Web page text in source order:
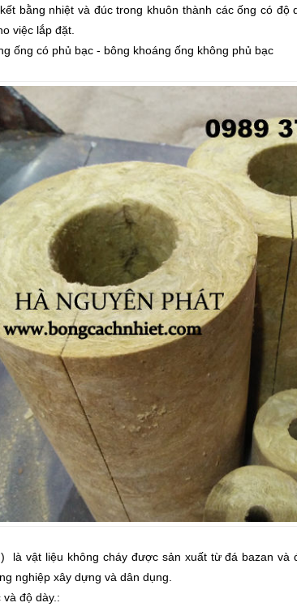
bằng nhiệt và đúc trong khuôn thành các ống có
việc lắp đặt.
ống có phủ bạc - bông khoáng ống không phủ bạc
là vật liệu không cháy được sản xuất từ đá bazan
nghiệp xây dựng và dân dụng.
độ dày.: